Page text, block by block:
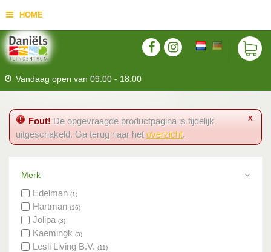
HOME
Vandaag open van 09:00 - 18:00
x
Fout! De opgevraagde productpagina is tijdelijk
uitgeschakeld. Ga terug naar hetoverzicht.
Merk
Edelman (1)
Hartman (16)
Jolipa (3)
Kaemingk (3)
Lesli Living B.V. (11)